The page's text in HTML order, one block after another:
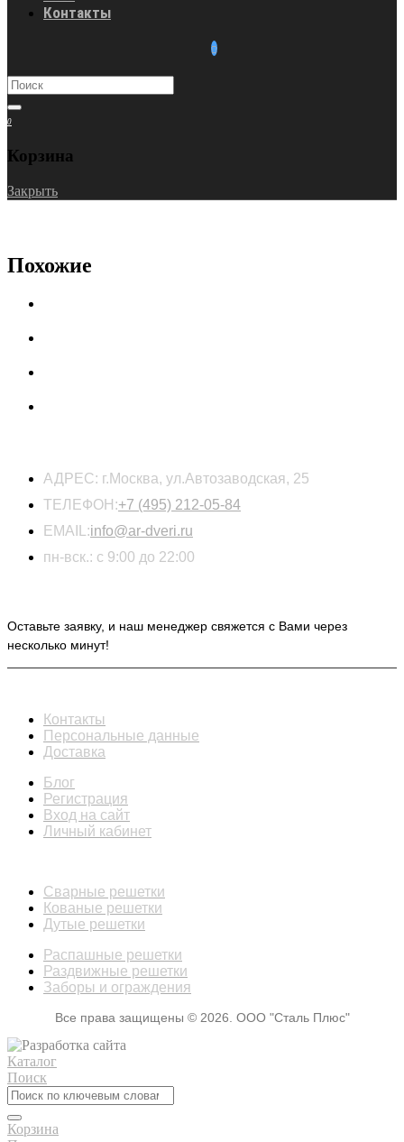
Контакты
0
Корзина
Закрыть
Похожие
АДРЕС: г.Москва, ул.Автозаводская, 25
ТЕЛЕФОН:+7 (495) 212-05-84
EMAIL:info@ar-dveri.ru
пн-вск.: с 9:00 до 22:00
Оставьте заявку, и наш менеджер свяжется с Вами через
несколько минут!
Контакты
Персональные данные
Доставка
Блог
Регистрация
Вход на сайт
Личный кабинет
Сварные решетки
Кованые решетки
Дутые решетки
Распашные решетки
Раздвижные решетки
Заборы и ограждения
Все права защищены © 2026. ООО "Сталь Плюс"
Каталог
Поиск
Корзина